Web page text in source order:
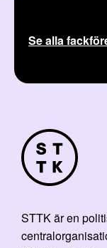
Se alla
STTK är en